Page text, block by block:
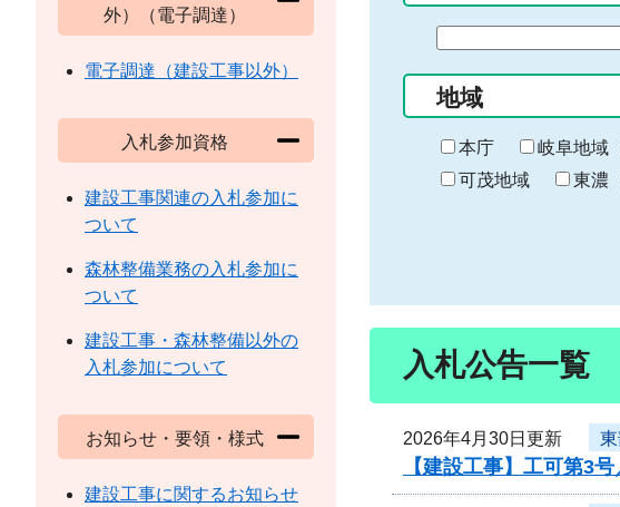
の
始
ま
り
地域
本庁 岐阜地域
可茂地域
東濃
入札公告一覧
2026年4月30日更新
【建設工事】工可第3
外）（電子調達）
電子調達（建設工事以外）
入札参加資格
建設工事関連の入札参加に
ついて
森林整備業務の入札参加に
ついて
建設工事・森林整備以外の
入札参加について
お知らせ・要領・様式
建設工事に関するお知らせ